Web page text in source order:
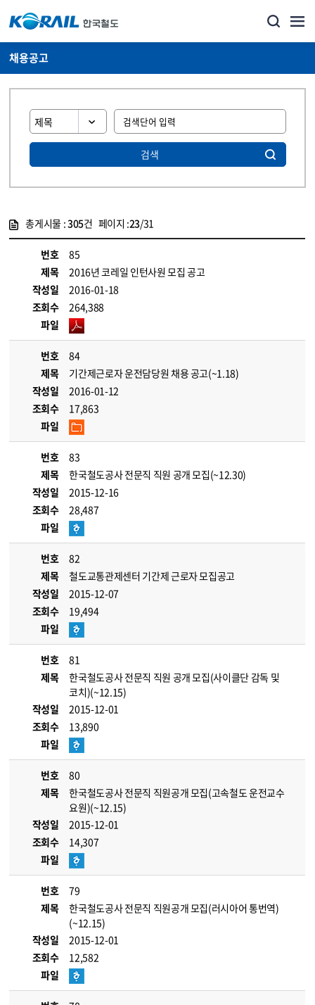
채용공고
검색
총게시물 :305건 페이지 :23/31
번호
85
제목
2016년 코레일 인턴사원 모집 공고
작성일
2016-01-18
조회수
264,388
파일
번호
84
제목
기간제근로자 운전담당원 채용 공고(~1.18)
작성일
2016-01-12
조회수
17,863
파일
번호
83
제목
한국철도공사 전문직 직원 공개 모집(~12.30)
작성일
2015-12-16
조회수
28,487
파일
번호
82
제목
철도교통관제센터 기간제 근로자 모집공고
작성일
2015-12-07
조회수
19,494
파일
번호
81
제목
한국철도공사 전문직 직원 공개 모집(사이클단 감독 및
코치)(~12.15)
작성일
2015-12-01
조회수
13,890
파일
번호
80
제목
한국철도공사 전문직 직원공개 모집(고속철도 운전교수
요원)(~12.15)
작성일
2015-12-01
조회수
14,307
파일
번호
79
제목
한국철도공사 전문직 직원공개 모집(러시아어 통번역)
(~12.15)
작성일
2015-12-01
조회수
12,582
파일